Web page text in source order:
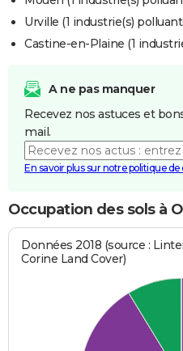
Urville (1 industrie(s)
Castine-en-Plaine (1
A ne pas manquer
Recevez nos astuces et
mail.
En savoir plus sur notre politique
Occupation des sols à
Données 2018 (source :
Corine Land Cover)